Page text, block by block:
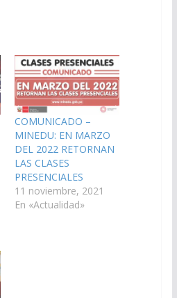
COMUNICADO –
MINEDU: EN MARZO
DEL 2022 RETORNAN
LAS CLASES
PRESENCIALES
11 noviembre, 2021
En «Actualidad»